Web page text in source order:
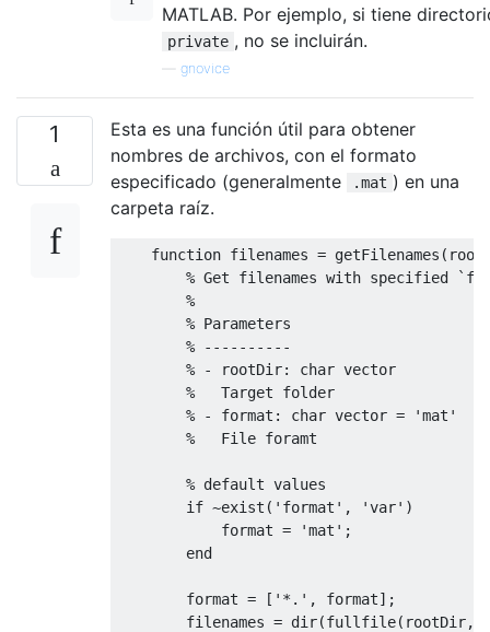
MATLAB. Por ejemplo, si tiene
private , no se incluirán.
gnovice
1
Esta es una función útil para obtener
nombres de archivos, con el formato
especificado (generalmente
.mat ) en una
carpeta raíz.
function filenames = getFilenames (
% Get filenames with specified
%
% Parameters
% ----------
% - rootDir: char vector
%   Target folder
% - format: char vector = 'mat'
%   File foramt
% default values
if ~exist ( 'format' , 'var' )
format = 'mat' ;
end
format = [ '*.' , format] ;
filenames = dir(fullfile( rootDir,